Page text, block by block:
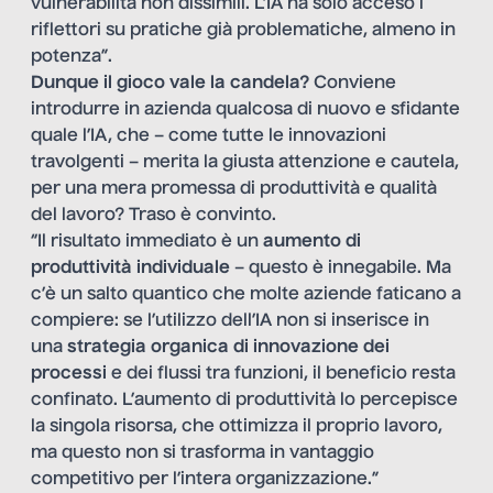
vulnerabilità non dissimili. L’IA ha solo acceso i
riflettori su pratiche già problematiche, almeno in
potenza”.
Dunque il gioco vale la candela? Conviene
introdurre in azienda qualcosa di nuovo e sfidante
quale l’IA, che – come tutte le innovazioni
travolgenti – merita la giusta attenzione e cautela,
per una mera promessa di produttività e qualità
del lavoro? Traso è convinto.
“Il risultato immediato è un aumento di
produttività individuale – questo è innegabile. Ma
c’è un salto quantico che molte aziende faticano a
compiere: se l’utilizzo dell’IA non si inserisce in
una strategia organica di innovazione dei
processi e dei flussi tra funzioni, il beneficio resta
confinato. L’aumento di produttività lo percepisce
la singola risorsa, che ottimizza il proprio lavoro,
ma questo non si trasforma in vantaggio
competitivo per l’intera organizzazione.”